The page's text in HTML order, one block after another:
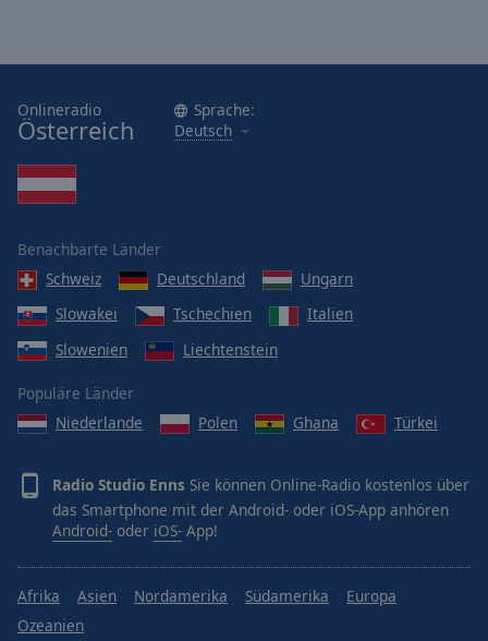
Onlineradio
Österreich
Sprache:
Deutsch
Benachbarte Länder
Schweiz
Deutschland
Ungarn
Slowakei
Tschechien
Italien
Slowenien
Liechtenstein
Populäre Länder
Niederlande
Polen Ghana Türkei
Radio Studio Enns Sie können Online-Radio kostenlos über
das Smartphone mit der Android- oder iOS-App anhören
Android- oder iOS- App!
Afrika Asien Nordamerika Südamerika
Europa
Ozeanien